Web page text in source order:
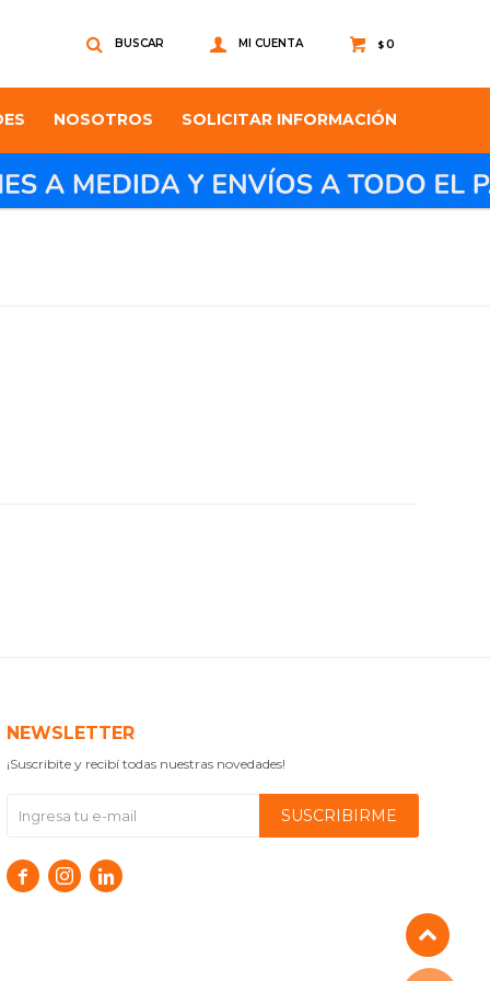
NOSOTROS SOLICITAR INFORMACIÓN
$0
NEWSLETTER
¡Suscribite y recibí todas nuestras novedades!
SUSCRIBIRME
  